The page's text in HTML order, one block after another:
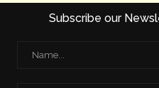
Subscribe our